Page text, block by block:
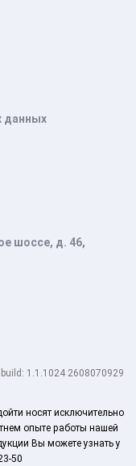
данных
шоссе, д. 46,
build: 1.1.1024 2608070929
носят исключительно
опыте работы нашей
Вы можете узнать у
50